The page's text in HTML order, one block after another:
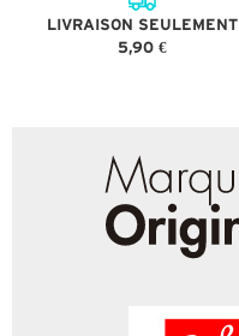
LIVRAISON SEULEMENT
5,90 €